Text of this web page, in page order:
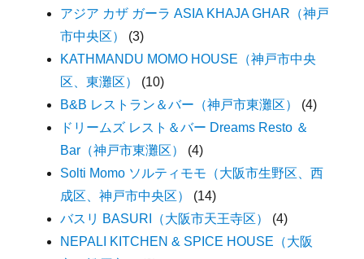
アジア カザ ガーラ ASIA KHAJA GHAR（神戸
市中央区）
(3)
KATHMANDU MOMO HOUSE（神戸市中央
区、東灘区）
(10)
B&B レストラン＆バー（神戸市東灘区）
(4)
ドリームズ レスト＆バー Dreams Resto ＆
Bar（神戸市東灘区）
(4)
Solti Momo ソルティモモ（大阪市生野区、西
成区、神戸市中央区）
(14)
バスリ BASURI（大阪市天王寺区）
(4)
NEPALI KITCHEN & SPICE HOUSE（大阪